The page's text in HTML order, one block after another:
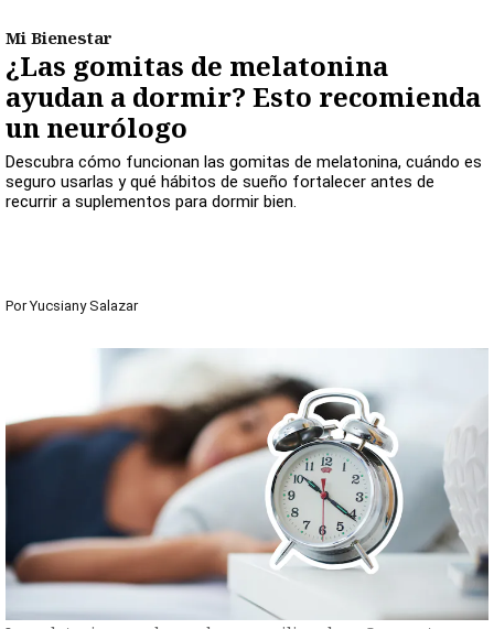
Mi Bienestar
¿Las gomitas de melatonina
ayudan a dormir? Esto recomienda
un neurólogo
Descubra cómo funcionan las gomitas de melatonina, cuándo es
seguro usarlas y qué hábitos de sueño fortalecer antes de
recurrir a suplementos para dormir bien.
Por Yucsiany Salazar